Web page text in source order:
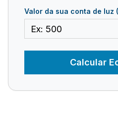
Valor da sua conta de luz
Calcular